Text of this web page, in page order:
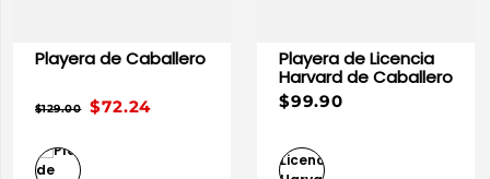
Playera de Caballero
$72.24
$129.00
Playera de Licencia
Harvard de Caballero
$99.90